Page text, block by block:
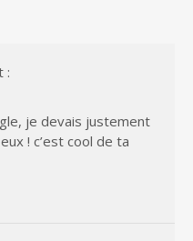
:
je devais justement
! c’est cool de ta